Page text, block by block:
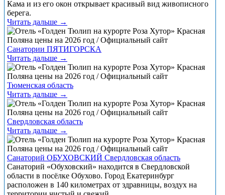
Кама и из его окон открывает красивый вид живописного
берега.
Читать дальше →
Санатории ПЯТИГОРСКА
Читать дальше →
Тюменская область
Читать дальше →
Свердловская область
Читать дальше →
Санаторий ОБУХОВСКИЙ Свердловская область
Санаторий «Обуховский» находится в Свердловской
области в посёлке Обухово. Город Екатеринбург
расположен в 140 километрах от здравницы, воздух на